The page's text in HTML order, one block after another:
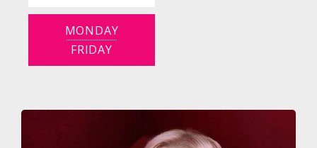
MONDAY
FRIDAY